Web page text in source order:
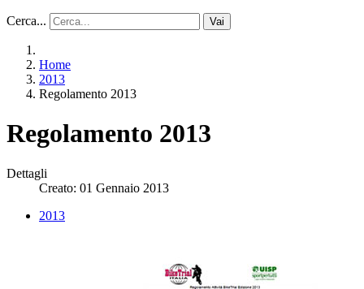
Cerca... Vai
Home
2013
Regolamento 2013
Regolamento 2013
Dettagli
Creato: 01 Gennaio 2013
2013